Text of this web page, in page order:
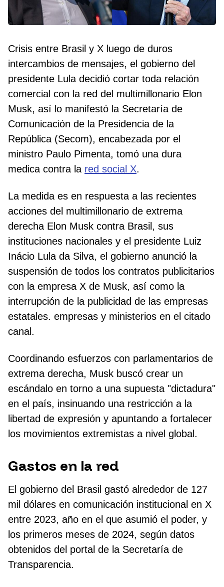
Crisis entre Brasil y X luego de duros
intercambios de mensajes, el gobierno del
presidente Lula decidió cortar toda relación
comercial con la red del multimillonario Elon
Musk, así lo manifestó la Secretaría de
Comunicación de la Presidencia de la
República (Secom), encabezada por el
ministro Paulo Pimenta, tomó una dura
medica contra la red social X.
La medida es en respuesta a las recientes
acciones del multimillonario de extrema
derecha Elon Musk contra Brasil, sus
instituciones nacionales y el presidente Luiz
Inácio Lula da Silva, el gobierno anunció la
suspensión de todos los contratos publicitarios
con la empresa X de Musk, así como la
interrupción de la publicidad de las empresas
estatales. empresas y ministerios en el citado
canal.
Coordinando esfuerzos con parlamentarios de
extrema derecha, Musk buscó crear un
escándalo en torno a una supuesta "dictadura"
en el país, insinuando una restricción a la
libertad de expresión y apuntando a fortalecer
los movimientos extremistas a nivel global.
Gastos en la red
El gobierno del Brasil gastó alrededor de 127
mil dólares en comunicación institucional en X
entre 2023, año en el que asumió el poder, y
los primeros meses de 2024, según datos
obtenidos del portal de la Secretaría de
Transparencia.